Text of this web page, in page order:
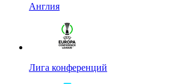
Англия
Лига конференций